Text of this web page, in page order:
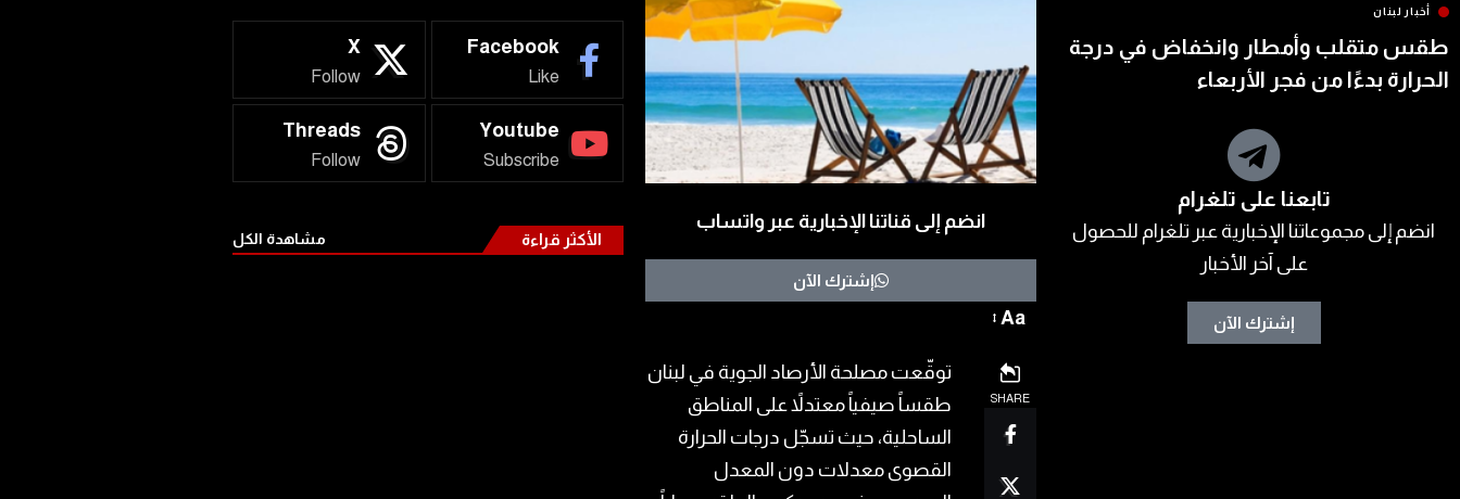
أخبار لبنان
طقس متقلب وأمطار وانخفاض في درجة
الحرارة بدءًا من فجر الأربعاء
تابعنا على تلغرام
انضم إلى مجموعاتنا الإخبارية عبر تلغرام للحصول
على آخر الأخبار
إشترك الآن
انضم إلى قناتنا الإخبارية عبر واتساب
إشترك الآن
Aa
SHARE
توقّعت مصلحة الأرصاد الجوية في لبنان
طقساً صيفياً معتدلاً على المناطق
الساحلية، حيث تسجّل درجات الحرارة
القصوى معدلات دون المعدل
Facebook
Like
X
Follow
Youtube
Subscribe
Threads
Follow
الأكثر قراءة مشاهدة الكل